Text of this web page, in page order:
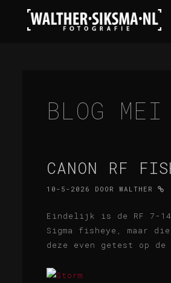
BLOG
CANON RF
10-5-2026 DOOR WALTHER
Eindelijk is de RF 7-
Sigma fisheye, maar
deze even getest op